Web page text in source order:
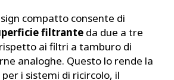
compatto consente di
filtrante da due a tre
ai filtri a tamburo di
analoghe. Questo lo rende la
i sistemi di ricircolo, il